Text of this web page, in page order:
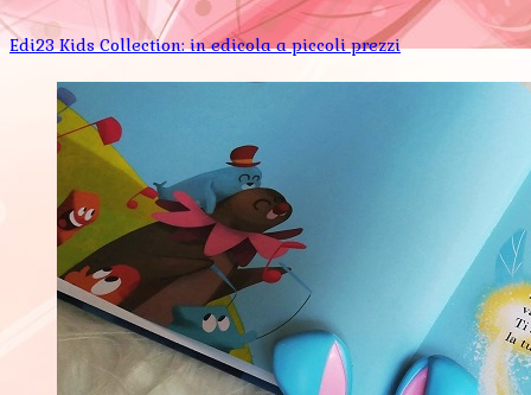
Edi23 Kids Collection: in edicola a piccoli prezzi